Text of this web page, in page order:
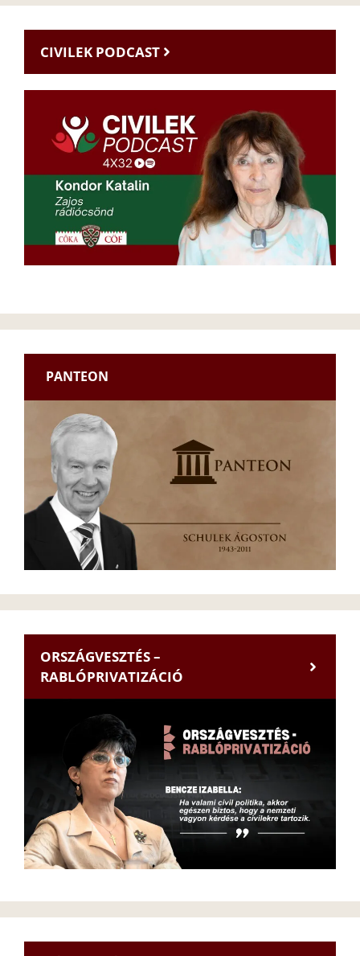
CIVILEK PODCAST
PANTEON
ORSZÁGVESZTÉS –
RABLÓPRIVATIZÁCIÓ